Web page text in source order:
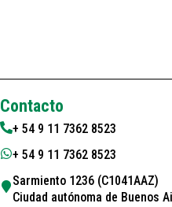
Contacto
+ 54 9 11 7362 8523
+ 54 9 11 7362 8523
Sarmiento 1236 (C1041AAZ)
Ciudad autónoma de Buenos